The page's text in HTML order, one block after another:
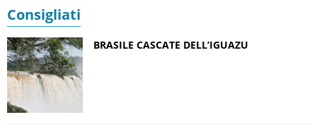
Consigliati
BRASILE CASCATE DELL’IGUAZU